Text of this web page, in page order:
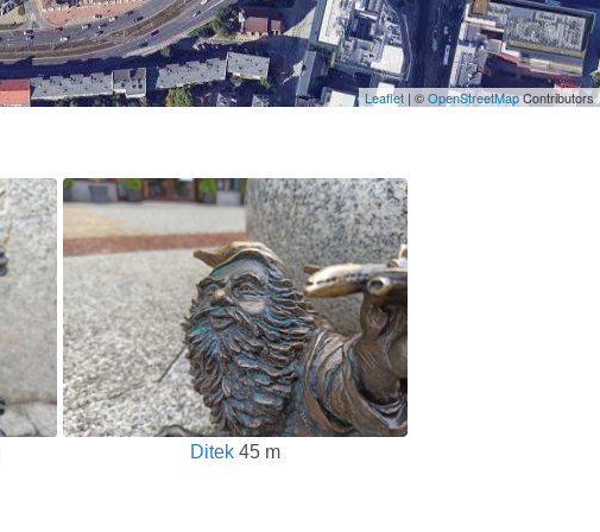
Leaflet | ©OpenStreetMapContributors
Ditek 45 m